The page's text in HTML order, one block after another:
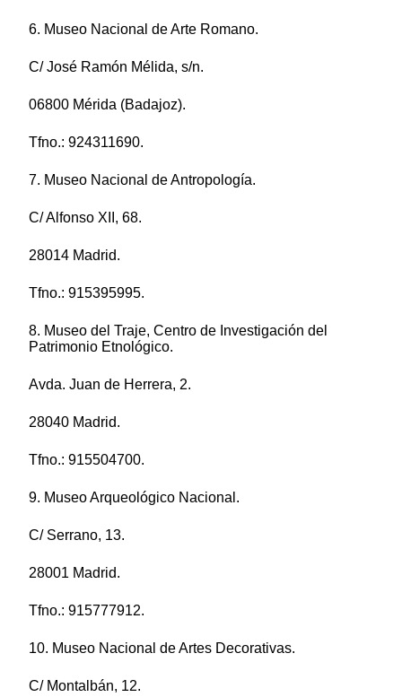
6. Museo Nacional de Arte Romano.
C/ José Ramón Mélida, s/n.
06800 Mérida (Badajoz).
Tfno.: 924311690.
7. Museo Nacional de Antropología.
C/ Alfonso XII, 68.
28014 Madrid.
Tfno.: 915395995.
8. Museo del Traje, Centro de Investigación del
Patrimonio Etnológico.
Avda. Juan de Herrera, 2.
28040 Madrid.
Tfno.: 915504700.
9. Museo Arqueológico Nacional.
C/ Serrano, 13.
28001 Madrid.
Tfno.: 915777912.
10. Museo Nacional de Artes Decorativas.
C/ Montalbán, 12.